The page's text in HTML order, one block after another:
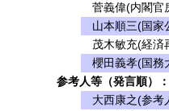
菅義偉(内閣官
山本順三(国家
茂木敏充(経済
櫻田義孝(国務
参考人等（発言順）：
大西康之(参考